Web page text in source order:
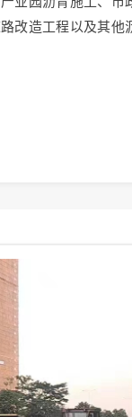
改造工程以及其他